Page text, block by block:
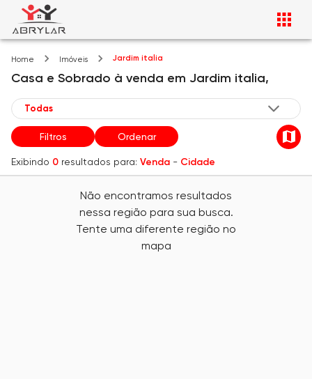
Home Imóveis Jardim italia
Casa e Sobrado à venda em Jardim italia,
Filtros Ordenar
Exibindo 0 resultados para: Venda - Cidade
Não encontramos resultados
nessa região para sua busca.
Tente uma diferente região no
mapa